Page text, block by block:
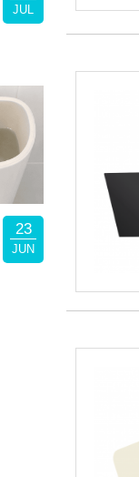
JUL
23
JUN